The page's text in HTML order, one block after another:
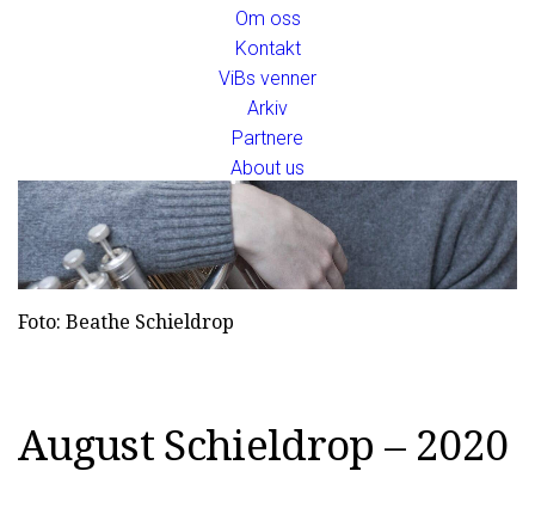
Om oss
Kontakt
ViBs venner
Arkiv
Partnere
About us
Foto: Beathe Schieldrop
August Schieldrop – 2020